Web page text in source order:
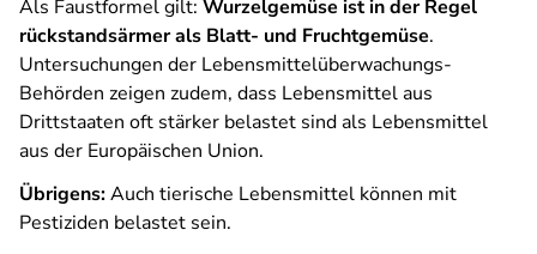
Als Faustformel gilt: Wurzelgemüse ist in der Regel
rückstandsärmer als Blatt- und Fruchtgemüse.
Untersuchungen der Lebensmittelüberwachungs-
Behörden zeigen zudem, dass Lebensmittel aus
Drittstaaten oft stärker belastet sind als Lebensmittel
aus der Europäischen Union.
Übrigens:Auch tierische Lebensmittel können mit
Pestiziden belastet sein.